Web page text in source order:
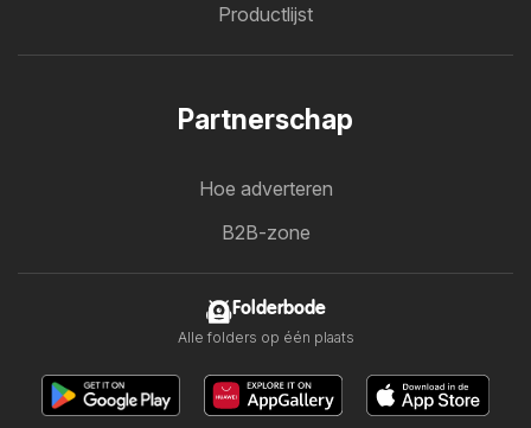
Productlijst
Partnerschap
Hoe adverteren
B2B-zone
Folderbode
Alle folders op één plaats